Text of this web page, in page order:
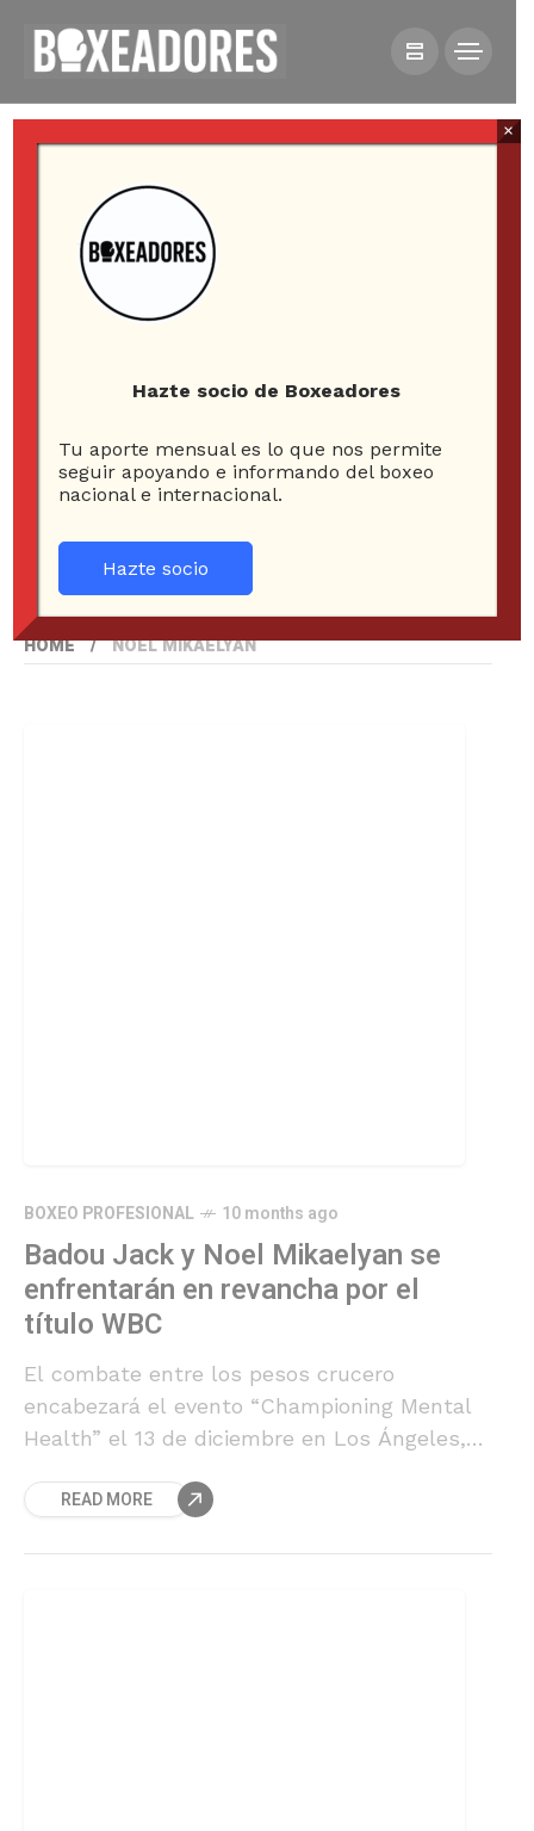
mikaelyan
2
HOME NOEL MIKAELYAN
BOXEO PROFESIONAL 10 months ago
Badou Jack y Noel Mikaelyan se
enfrentarán en revancha por el
título WBC
El combate entre los pesos crucero
encabezará el evento “Championing Mental
Health” el 13 de diciembre en Los Ángeles,
en juego.
READ MORE
Hazte socio de Boxeadores
Tu aporte mensual es lo que nos permite
seguir apoyando e informando del boxeo
nacional e internacional.
Hazte socio
×